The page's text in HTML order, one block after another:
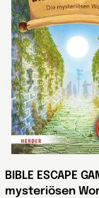
BIBLE ESCAPE
mysteriösen